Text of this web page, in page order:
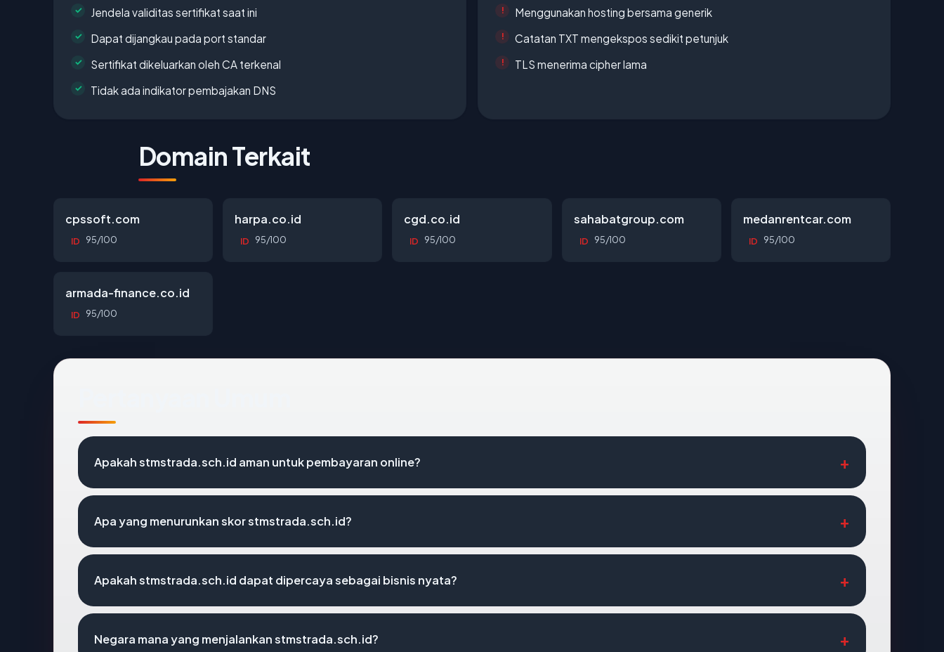
Jendela validitas sertifikat saat ini
Dapat dijangkau pada port standar
Sertifikat dikeluarkan oleh CA terkenal
Tidak ada indikator pembajakan DNS
Menggunakan hosting bersama generik
Catatan TXT mengekspos sedikit petunjuk
TLS menerima cipher lama
Domain Terkait
cpssoft.com
ID 95/100
harpa.co.id
ID 95/100
cgd.co.id
ID 95/100
sahabatgroup.com
ID 95/100
medanrentcar.com
ID 95/100
armada-finance.co.id
ID 95/100
Apakah stmstrada.sch.id aman untuk pembayaran online?
Apa yang menurunkan skor stmstrada.sch.id?
Apakah stmstrada.sch.id dapat dipercaya sebagai bisnis nyata?
Negara mana yang menjalankan stmstrada.sch.id?